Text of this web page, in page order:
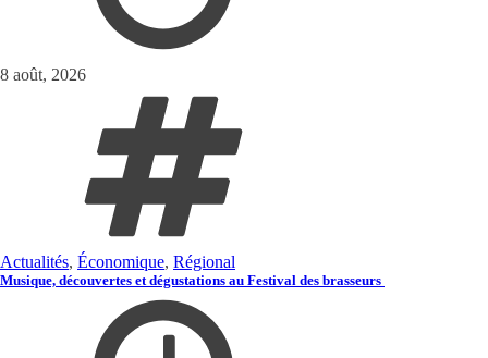
8 août, 2026
Actualités, Économique, Régional
Musique, découvertes et dégustations au Festival des brasseurs